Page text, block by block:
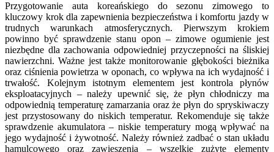
Przygotowanie auta koreańskiego do sezonu zimowego to
kluczowy krok dla zapewnienia bezpieczeństwa i komfortu jazdy w
trudnych warunkach atmosferycznych. Pierwszym krokiem
powinno być sprawdzenie stanu opon – zimowe ogumienie jest
niezbędne dla zachowania odpowiedniej przyczepności na śliskiej
nawierzchni. Ważne jest także monitorowanie głębokości bieżnika
oraz ciśnienia powietrza w oponach, co wpływa na ich wydajność i
trwałość. Kolejnym istotnym elementem jest kontrola płynów
eksploatacyjnych – należy upewnić się, że płyn chłodniczy ma
odpowiednią temperaturę zamarzania oraz że płyn do spryskiwaczy
jest przystosowany do niskich temperatur. Rekomenduje się także
sprawdzenie akumulatora – niskie temperatury mogą wpływać na
jego wydajność i żywotność. Należy również zadbać o stan układu
hamulcowego oraz zawieszenia – wszelkie zużyte elementy